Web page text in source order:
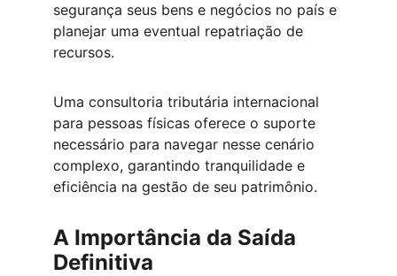
segurança seus bens e negócios no país e
planejar uma eventual repatriação de
recursos.
Uma consultoria tributária internacional
para pessoas físicas oferece o suporte
necessário para navegar nesse cenário
complexo, garantindo tranquilidade e
eficiência na gestão de seu patrimônio.
A Importância da Saída
Definitiva